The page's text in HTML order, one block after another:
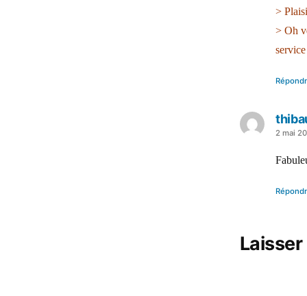
>
> Oh
a
dit :
2 mai